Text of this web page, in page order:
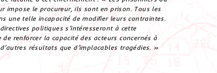
impose le procureur, ils sont en prison. Tous les
une telle incapacité de modifier leurs contraintes.
politiques s’intéresseront à cette
renforcer la capacité des acteurs concernés à
résultats que d’implacables tragédies. »